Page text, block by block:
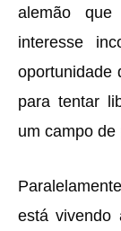
alemão
interesse
oportunidade
para tentar
um campo de
está vivendo